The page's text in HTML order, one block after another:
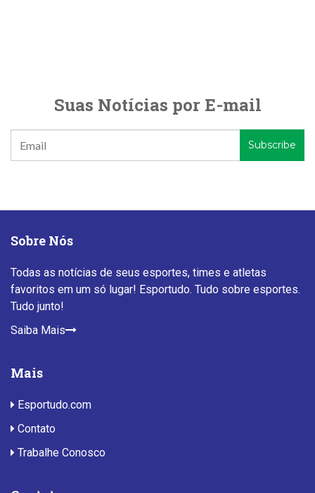
Suas Notícias por E-mail
Sobre Nós
Todas as notícias de seus esportes, times e atletas
favoritos em um só lugar! Esportudo. Tudo sobre esportes.
Tudo junto!
Saiba Mais
Mais
Esportudo.com
Contato
Trabalhe Conosco